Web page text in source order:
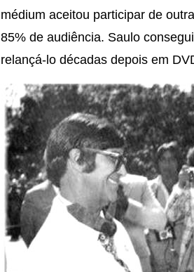
médium aceitou participar de
85% de audiência. Saulo
relançá-lo décadas depois em